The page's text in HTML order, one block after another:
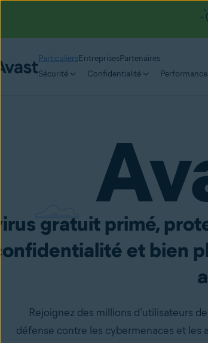
ParticuliersEntreprisesPartenaires
Sécurité
Confidentialité
gratuit primé,
et bien
Rejoignez des millions d’utilisateurs
défense contre les cybermenaces et les